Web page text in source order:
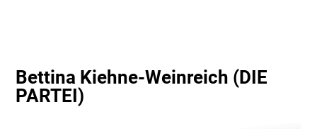
Bettina Kiehne-Weinreich (DIE
PARTEI)